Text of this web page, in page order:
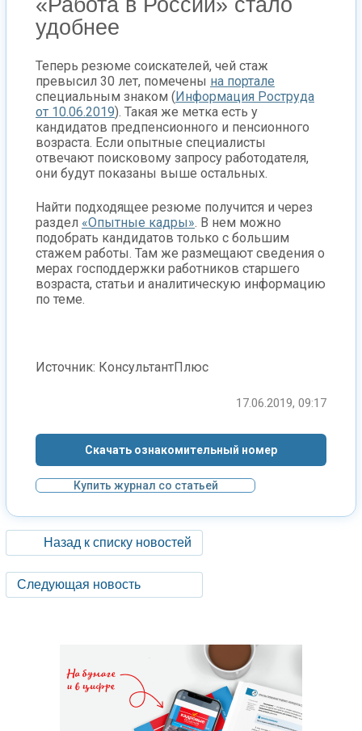
«Работа в России» стало
удобнее
Теперь резюме соискателей, чей стаж
превысил 30 лет, помечены на портале
специальным знаком (Информация Роструда
от 10.06.2019). Такая же метка есть у
кандидатов предпенсионного и пенсионного
возраста. Если опытные специалисты
отвечают поисковому запросу работодателя,
они будут показаны выше остальных.
Найти подходящее резюме получится и через
раздел «Опытные кадры». В нем можно
подобрать кандидатов только с большим
стажем работы. Там же размещают сведения о
мерах господдержки работников старшего
возраста, статьи и аналитическую информацию
по теме.
Источник: КонсультантПлюс
17.06.2019, 09:17
Скачать ознакомительный номер
Купить журнал со статьей
Назад к списку новостей
Следующая новость